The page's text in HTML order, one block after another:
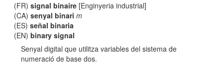
(FR)signal binaire [Enginyeria industrial]
(CA)senyal binari m
(ES)señal binaria
(EN)binary signal
Senyal digital que utilitza variables del sistema de
numeració de base dos.